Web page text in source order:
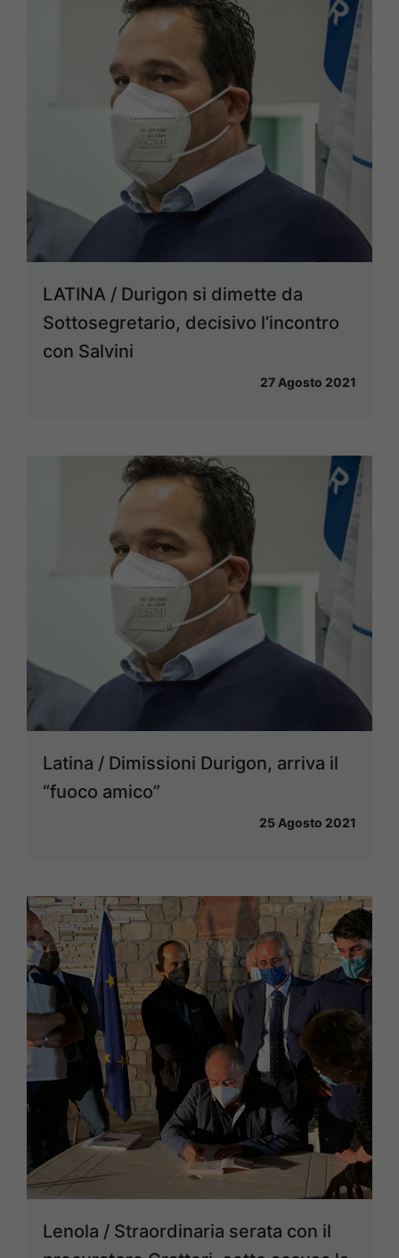
LATINA / Durigon si dimette da
Sottosegretario, decisivo l’incontro
con Salvini
27 Agosto 2021
Latina / Dimissioni Durigon, arriva il
“fuoco amico”
25 Agosto 2021
Lenola / Straordinaria serata con il